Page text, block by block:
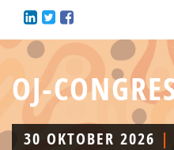
OJ-
30 OKTOBER 2026 |